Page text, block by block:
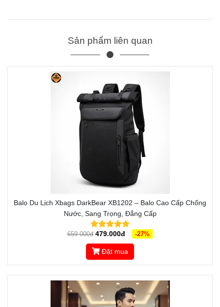
Sản phẩm liên quan
Balo Du Lịch Xbags DarkBear XB1202 – Balo Cao Cấp Chống
Nước, Sang Trọng, Đẳng Cấp
659.000đ 479.000đ -27%
Đặt mua